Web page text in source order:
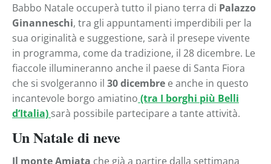
Babbo Natale occuperà tutto il piano terra di Palazzo
Ginanneschi, tra gli appuntamenti imperdibili per la
sua originalità e suggestione, sarà il presepe vivente
in programma, come da tradizione, il 28 dicembre. Le
fiaccole illumineranno anche il paese di Santa Fiora
che si svolgeranno il 30 dicembre e anche in questo
incantevole borgo amiatino (tra I borghi più Belli
d’Italia) sarà possibile partecipare a tante attività.
Un Natale di neve
Il monte Amiata che già a partire dalla settimana